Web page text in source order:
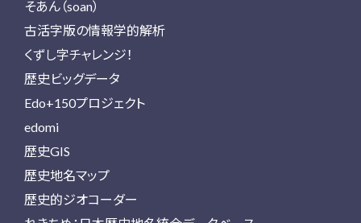
そあん（soan）
古活字版の情報学的解析
くずし字チャレンジ！
歴史ビッグデータ
Edo+150プロジェクト
edomi
歴史GIS
歴史地名マップ
歴史的ジオコーダー